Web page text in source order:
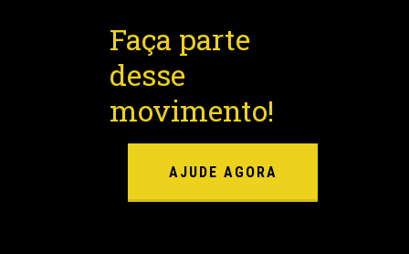
Faça parte
desse
movimento!
AJUDE AGORA